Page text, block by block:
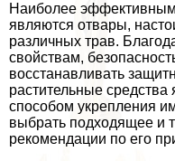
Наиболее
являются отвары,
различных трав.
свойствам,
восстанавливать
растительные
способом укрепления
выбрать подходящее и
рекомендации по его